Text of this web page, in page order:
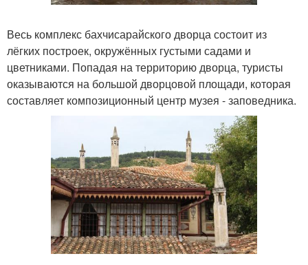
Весь комплекс бахчисарайского дворца состоит из
лёгких построек, окружённых густыми садами и
цветниками. Попадая на территорию дворца, туристы
оказываются на большой дворцовой площади, которая
составляет композиционный центр музея - заповедника.